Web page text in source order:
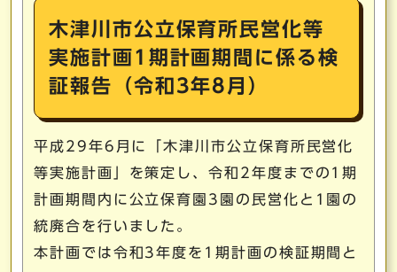
木津川市公立保育所民営化等
実施計画1期計画期間に係る検
証報告（令和3年8月）
平成29年6月に「木津川市公立保育所民営化
等実施計画」を策定し、令和2年度までの1期
計画期間内に公立保育園3園の民営化と1園の
統廃合を行いました。
本計画では令和3年度を1期計画の検証期間と